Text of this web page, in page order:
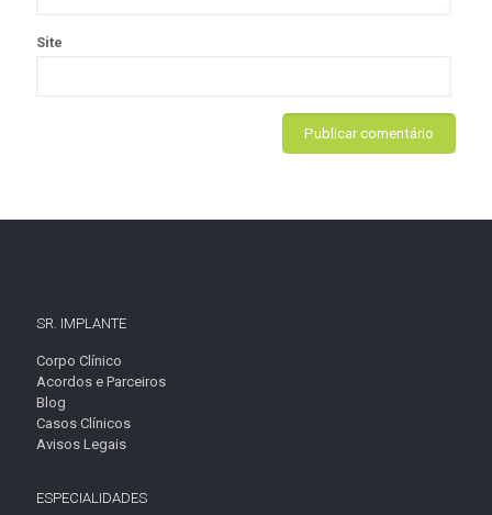
Site
SR. IMPLANTE
Corpo Clínico
Acordos e Parceiros
Blog
Casos Clínicos
Avisos Legais
ESPECIALIDADES